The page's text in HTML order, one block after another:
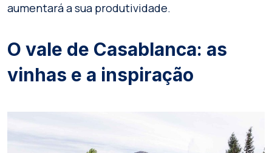
aumentará a sua produtividade.
O vale de Casablanca: as
vinhas e a inspiração